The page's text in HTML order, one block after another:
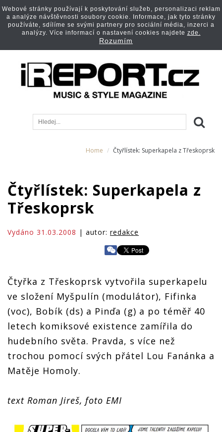
Home Čtyřlístek: Superkapela z Třeskoprsk
Čtyřlístek: Superkapela z
Třeskoprsk
Vydáno 31.03.2008 | autor: redakce
Čtyřka z Třeskoprsk vytvořila superkapelu
ve složení Myšpulín (modulátor), Fifinka
(voc), Bobík (ds) a Pinďa (g) a po téměř 40
letech komiksové existence zamířila do
hudebního světa. Pravda, s více než
trochou pomocí svých přátel Lou Fanánka a
Matěje Homoly.
text Roman Jireš, foto EMI
Webové stránky používají k poskytování služeb, personalizaci reklam
a analýze návštěvnosti soubory cookie. Informace, jak tyto stránky
používáte, sdílíme se svými partnery pro sociální média, inzerci a
analýzy. Více informací o nastavení cookies najdete zde.
Rozumím